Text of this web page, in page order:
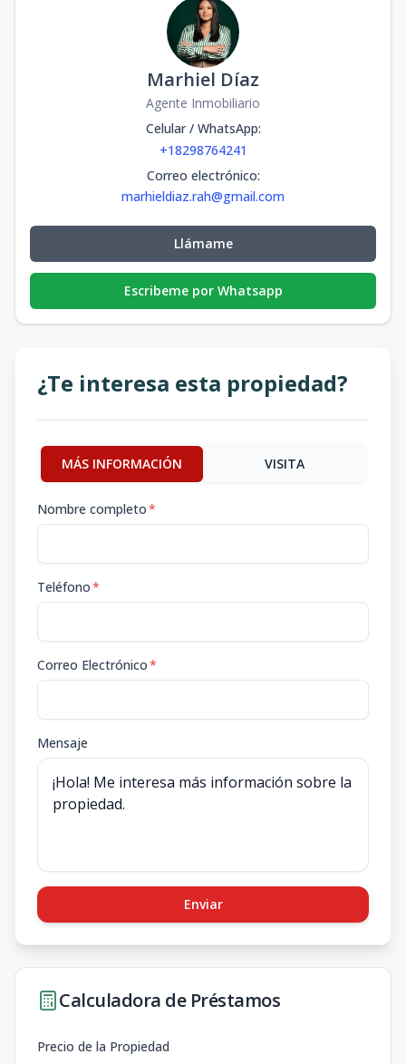
Marhiel Díaz
Agente Inmobiliario
Celular / WhatsApp:
+18298764241
Correo electrónico:
marhieldiaz.rah@gmail.com
Llámame
Escribeme por Whatsapp
¿Te interesa esta propiedad?
MÁS INFORMACIÓN VISITA
Nombre completo*
Teléfono*
Correo Electrónico*
Mensaje
Enviar
Calculadora de Préstamos
Precio de la Propiedad